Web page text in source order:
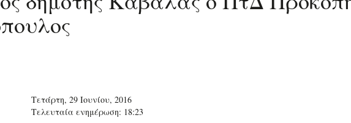
Τετάρτη, 29 Ιουνίου, 2016
Τελευταία ενημέρωση: 18:23